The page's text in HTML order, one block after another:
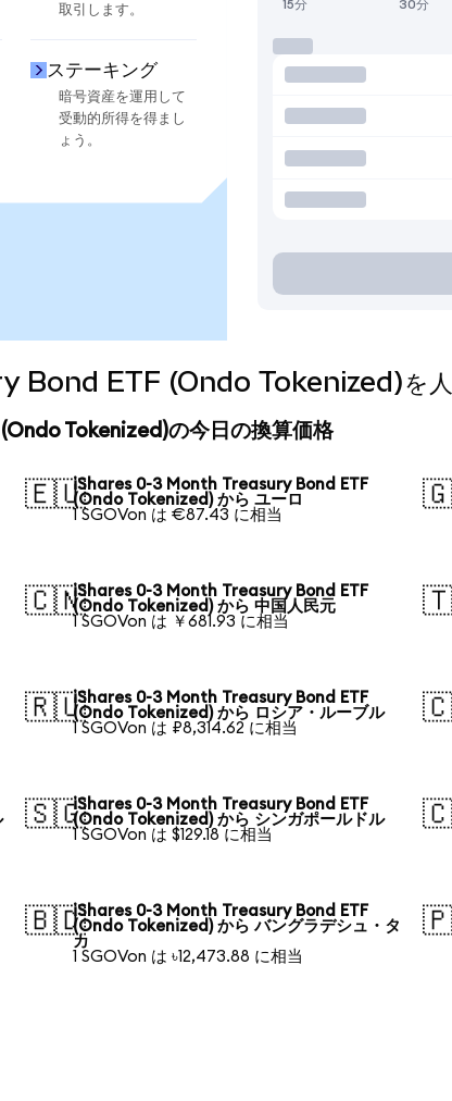
取引します。
ステーキング
暗号資産を運用して
受動的所得を得まし
ょう。
15分 30分
ETF (Ondo Tokenized)を人気
Tokenized)の今日の換算価格
🇪🇺iShares 0-3 Month Treasury Bond ETF
(Ondo Tokenized) から ユーロ
1 SGOVon は €87.43 に相当
🇨🇳iShares 0-3 Month Treasury Bond ETF
(Ondo Tokenized) から 中国人民元
1 SGOVon は ￥681.93 に相当
🇷🇺iShares 0-3 Month Treasury Bond ETF
(Ondo Tokenized) から ロシア・ルーブル
1 SGOVon は ₽8,314.62 に相当
🇸🇬iShares 0-3 Month Treasury Bond ETF
(Ondo Tokenized) から シンガポールドル
1 SGOVon は $129.18 に相当
🇧🇩iShares 0-3 Month Treasury Bond ETF
(Ondo Tokenized) から バングラデシュ・タ
カ
1 SGOVon は ৳12,473.88 に相当